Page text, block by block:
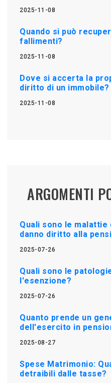
2025-11-08
Quando si può
fallimenti?
2025-11-08
Dove si accerta la
diritto di un immobile?
2025-11-08
ARGOMENTI
Quali sono le malattie
danno diritto alla
2025-07-26
Quali sono le
l'esenzione?
2025-07-26
Quanto prende un
dell'esercito in
2025-08-27
Spese Matrimonio:
detraibili dalle tasse?